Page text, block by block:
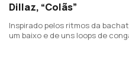
Dillaz, “Colãs”
Inspirado pelos ritmos da
um baixo e de uns loops de